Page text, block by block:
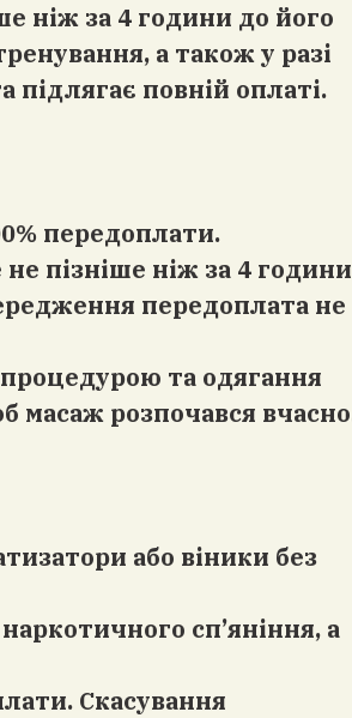
ніж за 4 години до його
а також у разі
повній оплаті.
передоплати.
пізніше ніж за 4 години
передоплата не
та одягання
масаж розпочався
або віники без
сп’яніння, а
Скасування